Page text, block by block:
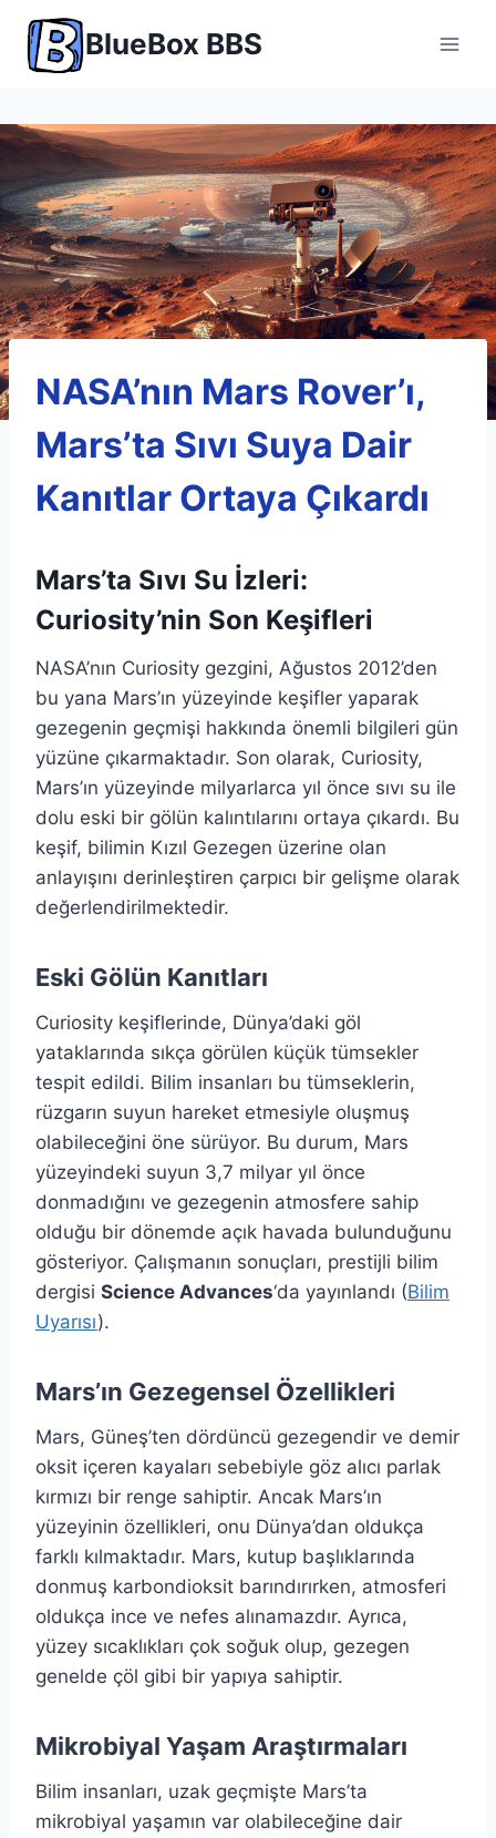
content
BlueBox BBS
NASA’nın Mars Rover’ı,
Mars’ta Sıvı Suya Dair
Kanıtlar Ortaya Çıkardı
Mars’ta Sıvı Su İzleri:
Curiosity’nin Son Keşifleri
NASA’nın Curiosity gezgini, Ağustos 2012’den
bu yana Mars’ın yüzeyinde keşifler yaparak
gezegenin geçmişi hakkında önemli bilgileri gün
yüzüne çıkarmaktadır. Son olarak, Curiosity,
Mars’ın yüzeyinde milyarlarca yıl önce sıvı su ile
dolu eski bir gölün kalıntılarını ortaya çıkardı. Bu
keşif, bilimin Kızıl Gezegen üzerine olan
anlayışını derinleştiren çarpıcı bir gelişme olarak
değerlendirilmektedir.
Eski Gölün Kanıtları
Curiosity keşiflerinde, Dünya’daki göl
yataklarında sıkça görülen küçük tümsekler
tespit edildi. Bilim insanları bu tümseklerin,
rüzgarın suyun hareket etmesiyle oluşmuş
olabileceğini öne sürüyor. Bu durum, Mars
yüzeyindeki suyun 3,7 milyar yıl önce
donmadığını ve gezegenin atmosfere sahip
olduğu bir dönemde açık havada bulunduğunu
gösteriyor. Çalışmanın sonuçları, prestijli bilim
dergisi Science Advances‘da yayınlandı (Bilim
Uyarısı).
Mars’ın Gezegensel Özellikleri
Mars, Güneş’ten dördüncü gezegendir ve demir
oksit içeren kayaları sebebiyle göz alıcı parlak
kırmızı bir renge sahiptir. Ancak Mars’ın
yüzeyinin özellikleri, onu Dünya’dan oldukça
farklı kılmaktadır. Mars, kutup başlıklarında
donmuş karbondioksit barındırırken, atmosferi
oldukça ince ve nefes alınamazdır. Ayrıca,
yüzey sıcaklıkları çok soğuk olup, gezegen
genelde çöl gibi bir yapıya sahiptir.
Mikrobiyal Yaşam Araştırmaları
Bilim insanları, uzak geçmişte Mars’ta
mikrobiyal yaşamın var olabileceğine dair